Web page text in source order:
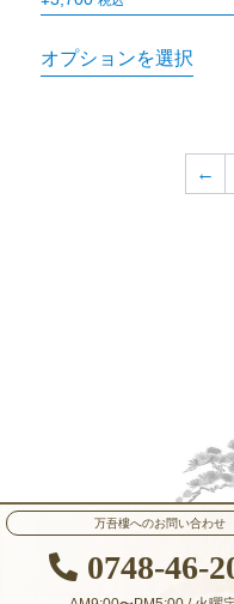
オプションを選択
←
万吾樓へのお問い合わせ
0748-46-